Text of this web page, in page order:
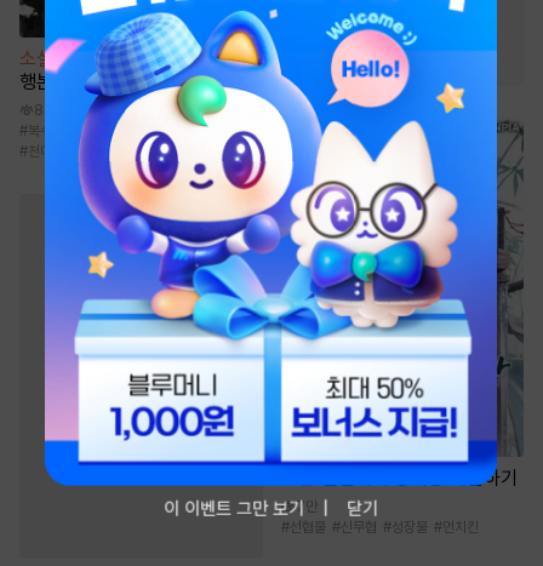
소설 청성에는 천마가 산다 [단
행본]
8.8만
#복수물 마교 # 환생물 # 검객/무사
#천마
성장물 #정파
생존물 #고독함
선협에서 상태창 개발하기
7만
#선협물 #신무협 #성장물 #먼치킨
이 이벤트 그만 보기 닫기